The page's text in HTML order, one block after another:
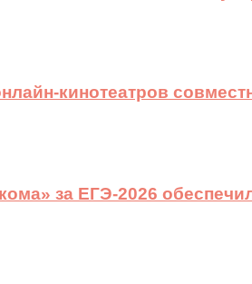
кинотеатров
за ЕГЭ-2026